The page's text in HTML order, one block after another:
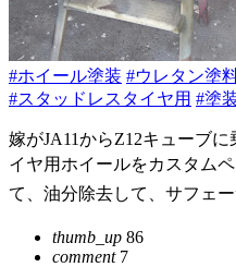
#ホイール塗装 #ウレタン塗
#スタッドレスタイヤ用 #塗
嫁がJA11からZ12キューブ
イヤ用ホイールをカスタム
て、油分除去して、サフェー
thumb_up 86
comment7